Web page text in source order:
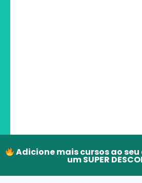
Adicione mais cursos ao
um SUPER